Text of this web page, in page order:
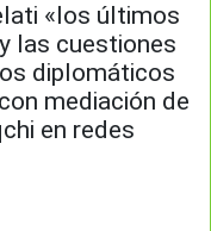
«los últimos
las cuestiones
diplomáticos
mediación de
en redes